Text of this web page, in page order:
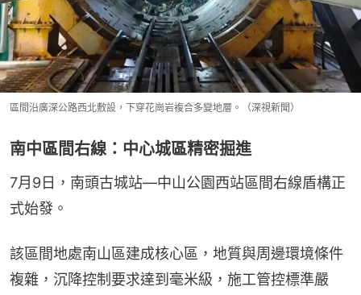
區間沿廣深公路西北敷設，下穿花崗岩複合多變地層。（深視新聞）
南中區間右線：中心城區精密掘進
7月9日，南頭古城站—中山公園西站區間右線盾構正
式始發。
該區間地處南山區建成核心區，地質與周邊環境條件
複雜，沉降控制要求達到毫米級，施工管控標準嚴